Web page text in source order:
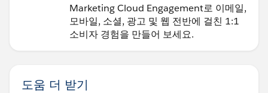
Marketing Cloud Engagement로 이메일,
모바일, 소셜, 광고 및 웹 전반에 걸친 1:1
소비자 경험을 만들어 보세요.
도움 더 받기